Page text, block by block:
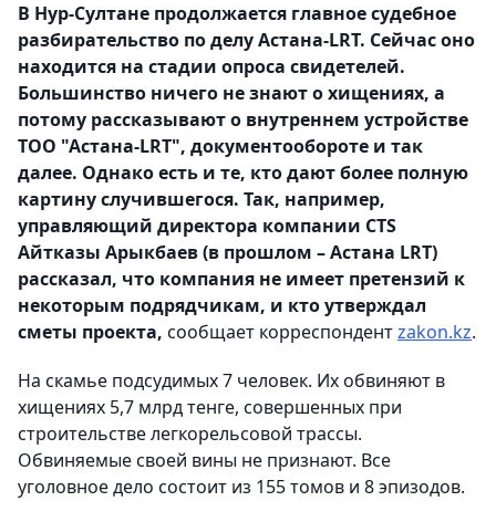
В Нур-Султане продолжается главное судебное
разбирательство по делу Астана-LRT. Сейчас оно
находится на стадии опроса свидетелей.
Большинство ничего не знают о хищениях, а
потому рассказывают о внутреннем устройстве
ТОО "Астана-LRT", документообороте и так
далее. Однако есть и те, кто дают более полную
картину случившегося. Так, например,
управляющий директора компании CTS
Айтказы Арыкбаев (в прошлом – Астана LRT)
рассказал, что компания не имеет претензий к
некоторым подрядчикам, и кто утверждал
сметы проекта, сообщает корреспондентzakon.kz.
На скамье подсудимых 7 человек. Их обвиняют в
хищениях 5,7 млрд тенге, совершенных при
строительстве легкорельсовой трассы.
Обвиняемые своей вины не признают. Все
уголовное дело состоит из 155 томов и 8 эпизодов.